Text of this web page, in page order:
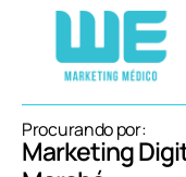
Procurando por:
Marketing